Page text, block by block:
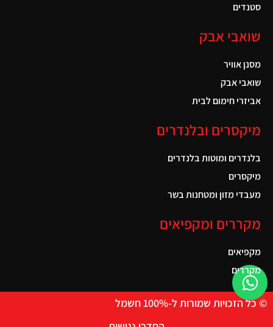
סטנדים
שואבי אבק
מסנן אוויר
שואבי אבק
אביזרי חימום לבית
מיקסרים ובלנדרים
בלנדרים ומוטות בלנדרים
מיקסרים
מעבדי מזון ומטחנות בשר
מקררים ומקפיאים
מקפיאים
מקררים
© כל הזכויות שמורות ל-100% חשמל